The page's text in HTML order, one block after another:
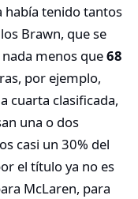
había tenido tantos
Brawn, que se
menos que68
por ejemplo,
cuarta clasificada,
una o dos
casi un 30% del
el título ya no es
McLaren, para